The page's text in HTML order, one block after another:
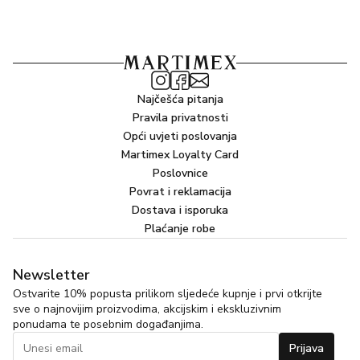
Najčešća pitanja
Pravila privatnosti
Opći uvjeti poslovanja
Martimex Loyalty Card
Poslovnice
Povrat i reklamacija
Dostava i isporuka
Plaćanje robe
Newsletter
Ostvarite 10% popusta prilikom sljedeće kupnje i prvi otkrijte
sve o najnovijim proizvodima, akcijskim i ekskluzivnim
ponudama te posebnim događanjima.
Prijava